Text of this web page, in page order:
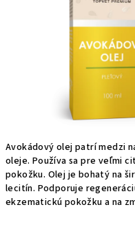
Avokádový olej patrí medzi
oleje. Používa sa pre veľmi
pokožku. Olej je bohatý na
lecitín. Podporuje
ekzematickú pokožku a na